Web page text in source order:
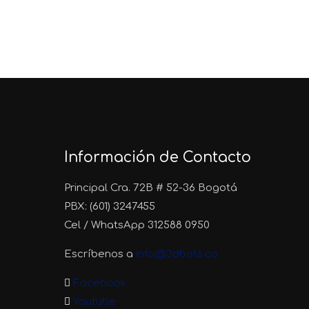
Información de Contacto
Principal Cra. 72B # 52-36 Bogotá
PBX: (601) 3247455
Cel / WhatsApp 312588 0950
Escríbenos a info@3dbots.co
Facebook
Youtube